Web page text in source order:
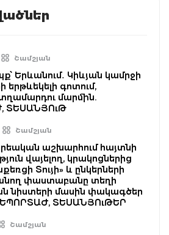
Շամշյան
Երևանում․ Կիևյան կամրջի
գոտում,
մարմին.
ՏԵՍԱՆՅՈւԹ
Շամշյան
աշխարհում հայտնի
վայելող, կրակոցներից
Տույի» և ընկերների
փաստաբանը տեղի
նիստերի մասին փակագծեր
ՏԵՍԱՆՅՈւԹԵՐ
Շամշյան